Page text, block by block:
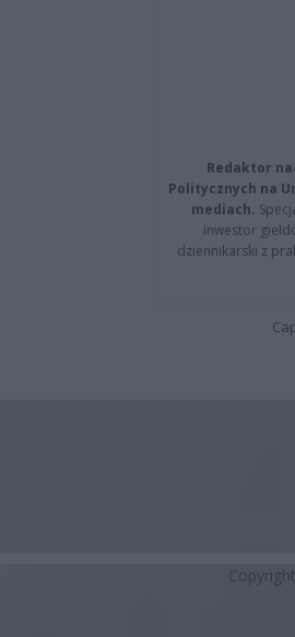
Redaktor
Politycznych na
mediach.
inwestor
dziennikarski z